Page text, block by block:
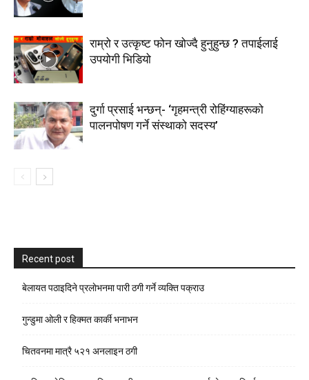
राम्रो र उत्कृष्ट फोन खोज्दै हुनुहुन्छ ? तपाईलाई
उपयोगी भिडियो
दुर्गा प्रसाई भन्छन्- ‘गृहमन्त्री रोहिंग्याहरूको
पालनपोषण गर्ने संस्थाको सदस्य’
Recent post
बेलायत पठाइदिने प्रलाेभनमा पारी ठगी गर्ने व्यक्ति पक्राउ
गुन्डुमा ओली र हिक्मत कार्की भनाभन
चितवनमा मात्रै ५२१ अनलाइन ठगी